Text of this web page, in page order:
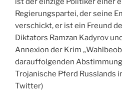
Regierungspartei, der seine
verschickt, er ist ein Freund
Diktators Ramzan Kadyrov
Annexion der Krim
darauffolgenden
Trojanische Pferd Russlands
Twitter)